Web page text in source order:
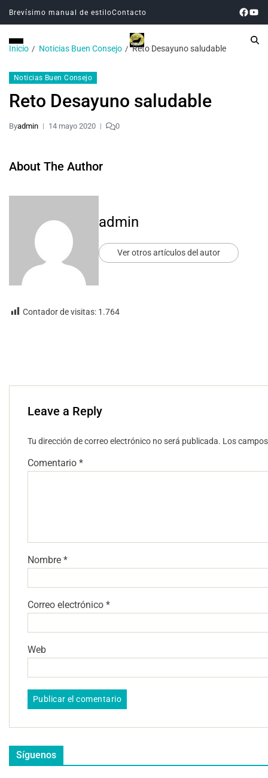
Brevísimo manual de estiloContacto
Inicio Noticias Buen Consejo Reto Desayuno saludable
Noticias Buen Consejo
Reto Desayuno saludable
Byadmin 14 mayo 2020 0
About The Author
admin
Ver otros artículos del autor
Contador de visitas: 1.764
Leave a Reply
Tu dirección de correo electrónico no será publicada. Los
Comentario *
Nombre *
Correo electrónico *
Web
Síguenos